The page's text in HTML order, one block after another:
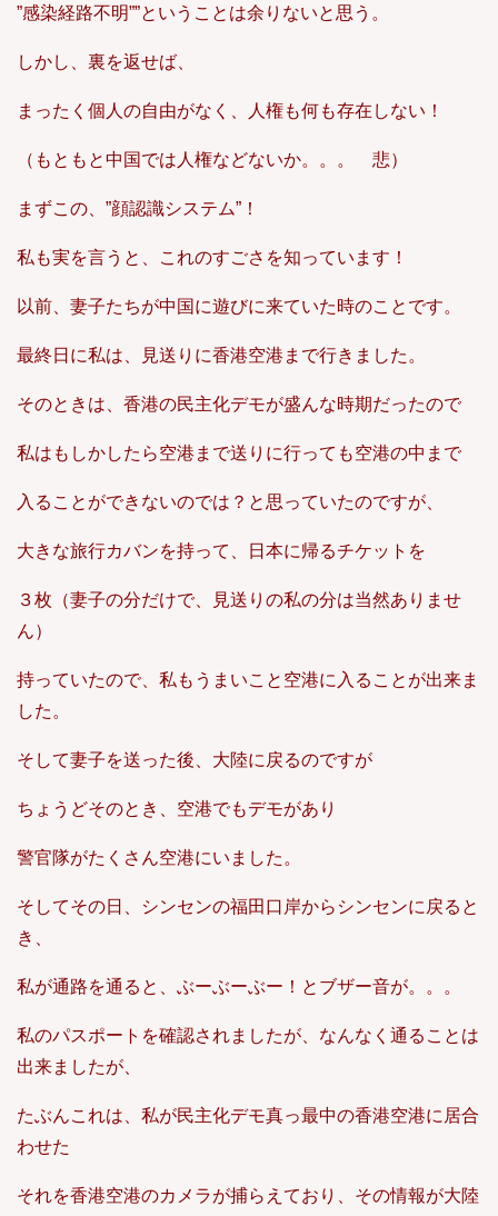
”感染経路不明””ということは余りないと思う。
しかし、裏を返せば、
まったく個人の自由がなく、人権も何も存在しない！
（もともと中国では人権などないか。。。 悲）
まずこの、”顔認識システム”！
私も実を言うと、これのすごさを知っています！
以前、妻子たちが中国に遊びに来ていた時のことです。
最終日に私は、見送りに香港空港まで行きました。
そのときは、香港の民主化デモが盛んな時期だったので
私はもしかしたら空港まで送りに行っても空港の中まで
入ることができないのでは？と思っていたのですが、
大きな旅行カバンを持って、日本に帰るチケットを
３枚（妻子の分だけで、見送りの私の分は当然ありませ
ん）
持っていたので、私もうまいこと空港に入ることが出来ま
した。
そして妻子を送った後、大陸に戻るのですが
ちょうどそのとき、空港でもデモがあり
警官隊がたくさん空港にいました。
そしてその日、シンセンの福田口岸からシンセンに戻ると
き、
私が通路を通ると、ぶーぶーぶー！とブザー音が。。。
私のパスポートを確認されましたが、なんなく通ることは
出来ましたが、
たぶんこれは、私が民主化デモ真っ最中の香港空港に居合
わせた
それを香港空港のカメラが捕らえており、その情報が大陸